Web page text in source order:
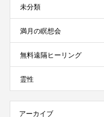
未分類
満月の瞑想会
無料遠隔ヒーリング
霊性
アーカイブ